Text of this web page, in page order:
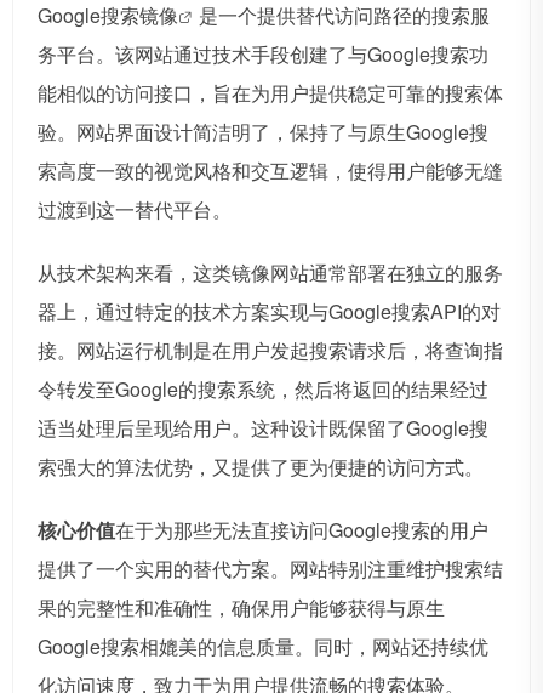
Google搜索镜像
是一个提供替代访问路径的搜索服
务平台。该网站通过技术手段创建了与Google搜索功
能相似的访问接口，旨在为用户提供稳定可靠的搜索体
验。网站界面设计简洁明了，保持了与原生Google搜
索高度一致的视觉风格和交互逻辑，使得用户能够无缝
过渡到这一替代平台。
从技术架构来看，这类镜像网站通常部署在独立的服务
器上，通过特定的技术方案实现与Google搜索API的对
接。网站运行机制是在用户发起搜索请求后，将查询指
令转发至Google的搜索系统，然后将返回的结果经过
适当处理后呈现给用户。这种设计既保留了Google搜
索强大的算法优势，又提供了更为便捷的访问方式。
核心价值在于为那些无法直接访问Google搜索的用户
提供了一个实用的替代方案。网站特别注重维护搜索结
果的完整性和准确性，确保用户能够获得与原生
Google搜索相媲美的信息质量。同时，网站还持续优
化访问速度，致力于为用户提供流畅的搜索体验。